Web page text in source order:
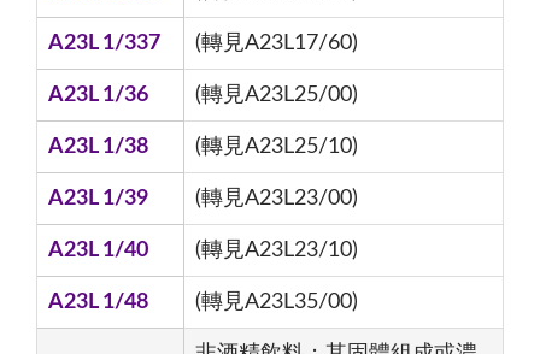
A23L 1/337 (轉見A23L17/60)
A23L 1/36 (轉見A23L25/00)
A23L 1/38 (轉見A23L25/10)
A23L 1/39 (轉見A23L23/00)
A23L 1/40 (轉見A23L23/10)
A23L 1/48 (轉見A23L35/00)